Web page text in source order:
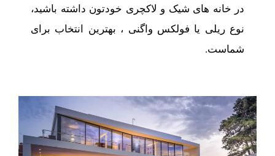
در خانه های شیک و لاکچری خودتون داشته باشید،
نوع ریلی یا فولکس واگنی ، بهترین انتخاب برای
شماست.